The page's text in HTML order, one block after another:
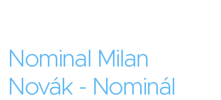
Nominal Milan
Novák - Nominál